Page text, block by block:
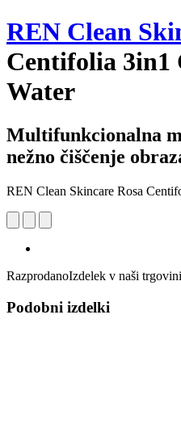
REN Clean
Centifolia 3in1
Water
Multifunkcionalna
nežno čiščenje
REN Clean Skincare Rosa
RazprodanoIzdelek v naši
Podobni izdelki